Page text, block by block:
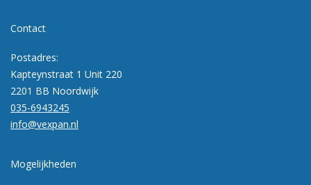
Contact
Postadres:
Kapteynstraat 1 Unit 220
2201 BB Noordwijk
035-6943245
info@vexpan.nl
Mogelijkheden